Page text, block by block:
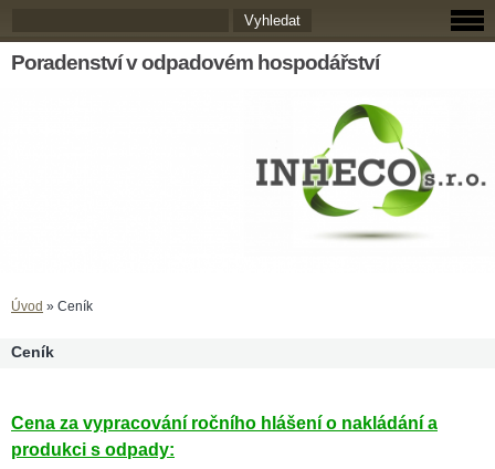
Poradenství v odpadovém hospodářství
Úvod » Ceník
Ceník
Cena za vypracování ročního hlášení o nakládání a
produkci s odpady: